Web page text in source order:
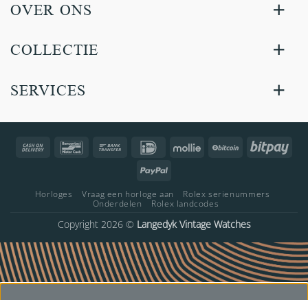
OVER ONS
COLLECTIE
SERVICES
Cash
Bancontact Bank
IDeal Mollie BitCoin
PayPal
Horloges Vraag een horloge aan
Rolex serienummers
Onderdelen
Rolex landcodes
Copyright 2026 © Langedyk Vintage Watches